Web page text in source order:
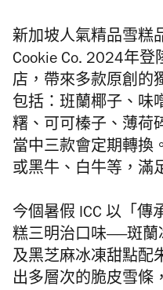
新加坡人氣精品雪糕
Cookie Co. 2024年
店， 帶來多款原創的
包括：班蘭椰子、味
糬、 可可榛子、 薄荷
當中三款會定期轉換。
或黑牛、白牛等， 滿
今個暑假 ICC 以「傳
糕三明治口味——斑蘭
及黑芝麻冰凍甜點配
出多層次的脆皮雪條